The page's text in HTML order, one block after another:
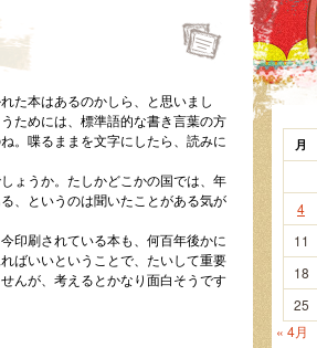
た本はあるのかしら、と思いまし
ためには、標準語的な書き言葉の方
。喋るままを文字にしたら、読みに
ょうか。たしかどこかの国では、年
、というのは聞いたことがある気が
印刷されている本も、何百年後かに
ばいいということで、たいして重要
んが、考えるとかなり面白そうです
月
4
11
18
25
« 4月